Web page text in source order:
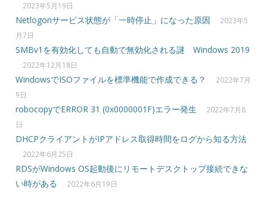
2023年5月19日
Netlogonサービス状態が「一時停止」になった原因
2023年5
月7日
SMBv1を有効化しても自動で無効化される謎 Windows 2019
2022年12月18日
WindowsでISOファイルを標準機能で作成できる？
2022年7月
9日
robocopyでERROR 31 (0x0000001F)エラー発生
2022年7月8
日
DHCPクライアントがIPアドレス取得時間をログから知る方法
2022年6月25日
RDSがWindows OS起動後にリモートデスクトップ接続できな
い時がある
2022年6月19日